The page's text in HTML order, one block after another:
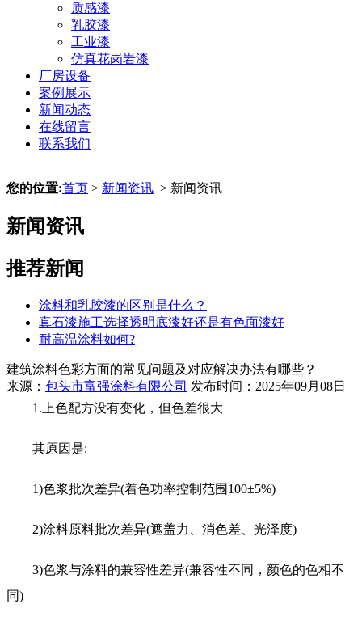
质感漆
乳胶漆
工业漆
仿真花岗岩漆
厂房设备
案例展示
新闻动态
在线留言
联系我们
您的位置:首页 > 新闻资讯 > 新闻资讯
新闻资讯
推荐新闻
涂料和乳胶漆的区别是什么？
真石漆施工选择透明底漆好还是有色面漆好
耐高温涂料如何?
建筑涂料色彩方面的常见问题及对应解决办法有哪些？
来源： 包头市富强涂料有限公司 发布时间：2025年09月08日
1.上色配方没有变化，但色差很大
其原因是:
1)色浆批次差异(着色功率控制范围100±5%)
2)涂料原料批次差异(遮盖力、消色差、光泽度)
3)色浆与涂料的兼容性差异(兼容性不同，颜色的色相不
同)